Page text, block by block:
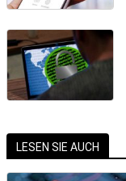
LESEN SIE AUCH